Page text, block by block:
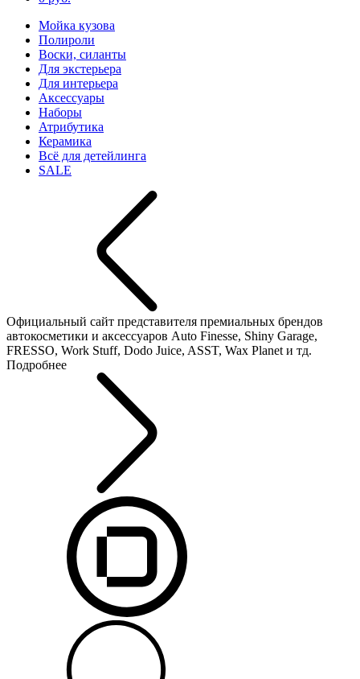
Мойка кузова
Полироли
Воски, силанты
Для экстерьера
Для интерьера
Аксессуары
Наборы
Атрибутика
Керамика
Всё для детейлинга
SALE
Официальный сайт представителя премиальных брендов
автокосметики и аксессуаров Auto Finesse, Shiny Garage,
FRESSO, Work Stuff, Dodo Juice, ASST, Wax Planet и тд.
Подробнее